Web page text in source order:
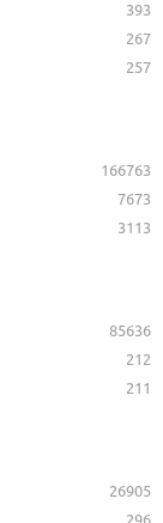
393
267
257
166763
7673
3113
85636
212
211
26905
296